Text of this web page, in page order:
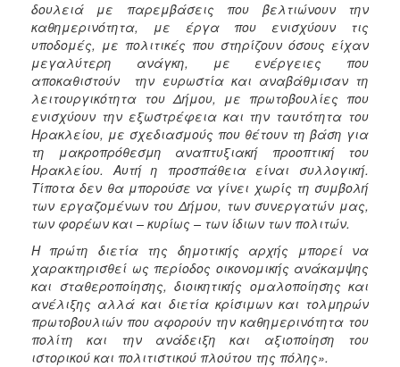
δουλειά με παρεμβάσεις που βελτιώνουν την
καθημερινότητα, με έργα που ενισχύουν τις
υποδομές, με πολιτικές που στηρίζουν όσους είχαν
μεγαλύτερη ανάγκη, με ενέργειες που
αποκαθιστούν την ευρωστία και αναβάθμισαν τη
λειτουργικότητα του Δήμου, με πρωτοβουλίες που
ενισχύουν την εξωστρέφεια και την ταυτότητα του
Ηρακλείου, με σχεδιασμούς που θέτουν τη βάση για
τη μακροπρόθεσμη αναπτυξιακή προοπτική του
Ηρακλείου. Αυτή η προσπάθεια είναι συλλογική.
Τίποτα δεν θα μπορούσε να γίνει χωρίς τη συμβολή
των εργαζομένων του Δήμου, των συνεργατών μας,
των φορέων και – κυρίως – των ίδιων των πολιτών.
Η πρώτη διετία της δημοτικής αρχής μπορεί να
χαρακτηρισθεί ως περίοδος οικονομικής ανάκαμψης
και σταθεροποίησης, διοικητικής ομαλοποίησης και
ανέλιξης αλλά και διετία κρίσιμων και τολμηρών
πρωτοβουλιών που αφορούν την καθημερινότητα του
πολίτη και την ανάδειξη και αξιοποίηση του
ιστορικού και πολιτιστικού πλούτου της πόλης».